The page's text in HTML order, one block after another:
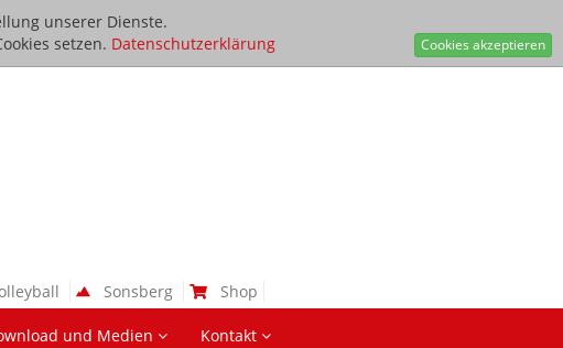
unserer Dienste.
setzen. Datenschutzerklärung Cookies akzeptieren
Sonsberg Shop
und Medien Kontakt